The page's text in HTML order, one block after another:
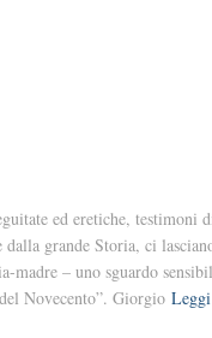
ed eretiche, testimoni
dalla grande Storia, ci
madre – uno sguardo
Novecento”. Giorgio